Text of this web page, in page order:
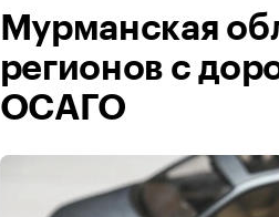
Мурманская
регионов с
ОСАГО